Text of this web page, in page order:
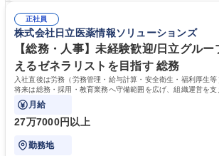
でも質問・相談できる環境が整っているため、安心し
集職種 【森ビルG】人事・総務◆賞与5ヶ月◆年休
リモート可
務に挑戦できるため、自身の成長と組織への貢献度
きます。 残業少なめ、週1日リモート可など、ワー
ち長期活躍できる環境です。 「これまでの幅広い経
キャリアを築きたい」という前向きな意欲と挑戦を全
歴・資格 学歴：大学院 大学 高専 短大 専修学校 高
簿記検定1級 日商簿記検定2級 日商簿記検定3級
正社員
株式会社日立医薬情報ソリューションズ
【総務・人事】未経験歓迎/日立グル
えるゼネラリストを目指す 総務
入社直後は労務（労務管理・給与計算・安全衛生・福利厚生等
将来は総務・採用・教育業務へ守備範囲を広げ、組織運営を支
ます。
月給
27万7000円以上
勤務地